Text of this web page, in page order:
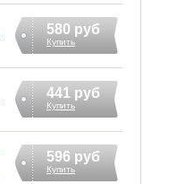
580 руб
Купить
441 руб
Купить
596 руб
Купить